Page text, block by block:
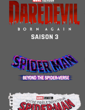
SAISON 3